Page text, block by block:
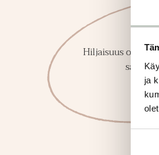
ja
Hiljaisuus on